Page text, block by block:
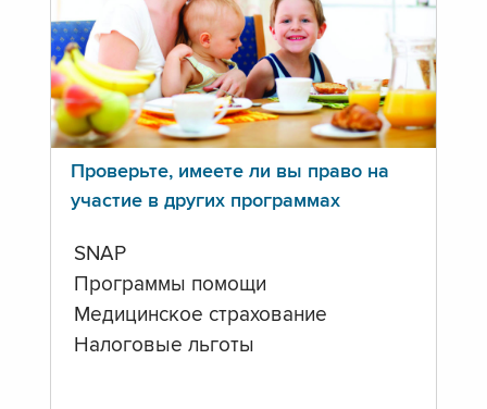
Проверьте, имеете ли вы право на
участие в других программах
SNAP
Программы помощи
Медицинское страхование
Налоговые льготы